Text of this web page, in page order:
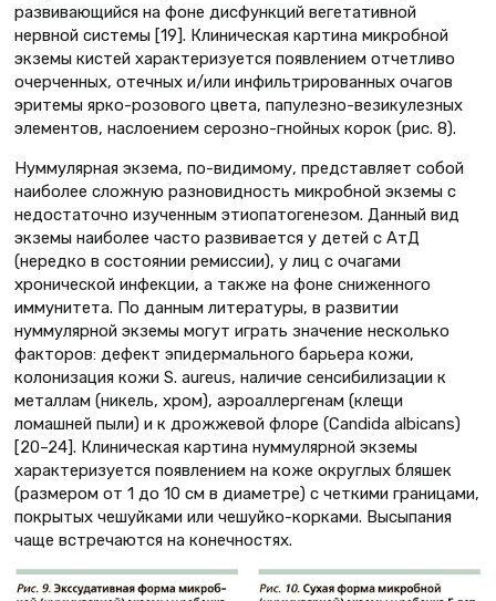
развивающийся на фоне дисфункций вегетативной
нервной системы [19]. Клиническая картина микробной
экземы кистей характеризуется появлением отчетливо
очерченных, отечных и/или инфильтрированных очагов
эритемы ярко-розового цвета, папулезно-везикулезных
элементов, наслоением серозно-гнойных корок (рис. 8).
Нуммулярная экзема, по-видимому, представляет собой
наиболее сложную разновидность микробной экземы с
недостаточно изученным этиопатогенезом. Данный вид
экземы наиболее часто развивается у детей с АтД
(нередко в состоянии ремиссии), у лиц с очагами
хронической инфекции, а также на фоне сниженного
иммунитета. По данным литературы, в развитии
нуммулярной экземы могут играть значение несколько
факторов: дефект эпидермального барьера кожи,
колонизация кожи S. aureus, наличие сенсибилизации к
металлам (никель, хром), аэроаллергенам (клещи
ломашней пыли) и к дрожжевой флоре (Candida albicans)
[20–24]. Клиническая картина нуммулярной экземы
характеризуется появлением на коже округлых бляшек
(размером от 1 до 10 см в диаметре) с четкими границами,
покрытых чешуйками или чешуйко-корками. Высыпания
чаще встречаются на конечностях.